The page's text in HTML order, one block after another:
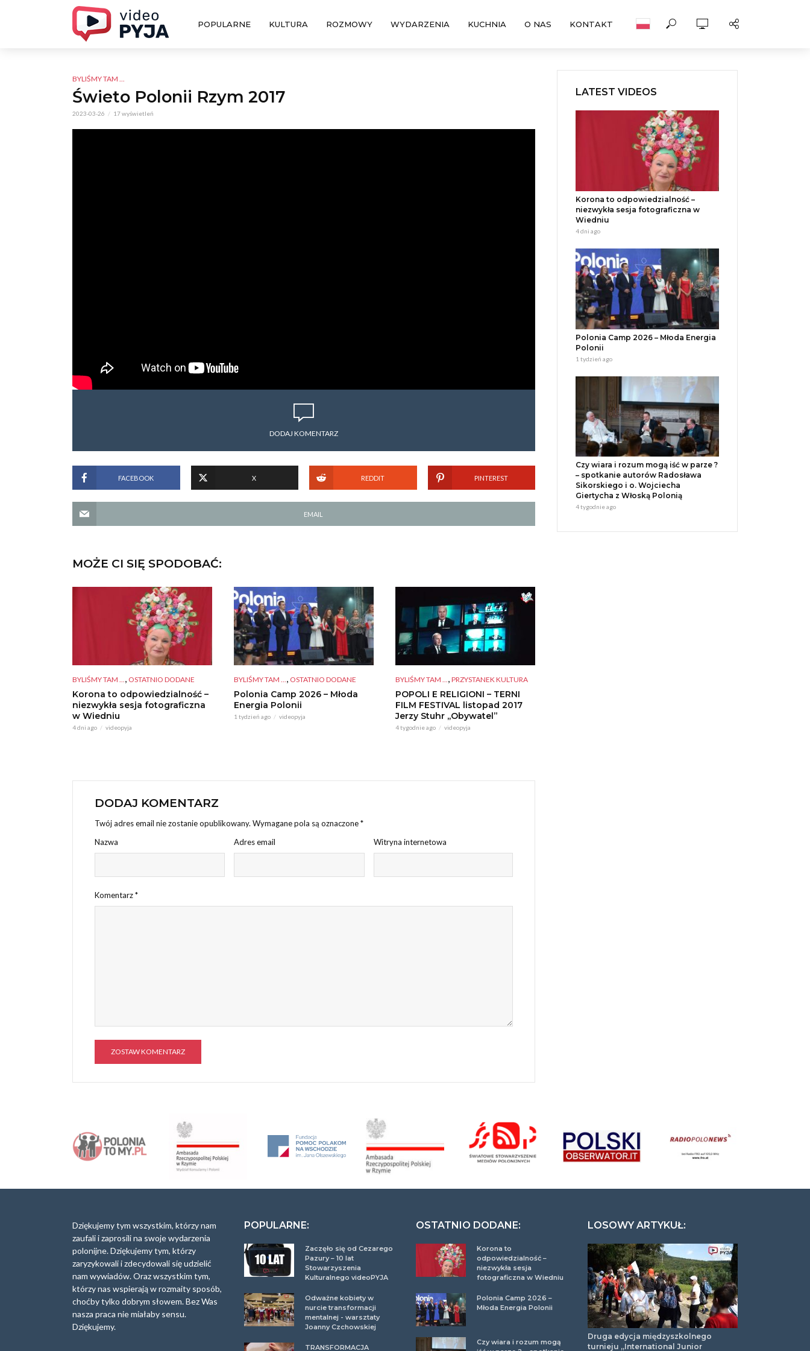
POPULARNE KULTURA ROZMOWY WYDARZENIA KUCHNIA O NAS KONTAKT
BYLIŚMY TAM ...
Świeto Polonii Rzym 2017
2023-03-26 17 wyświetleń
DODAJ KOMENTARZ
FACEBOOK X REDDIT PINTEREST
EMAIL
MOŻE CI SIĘ SPODOBAĆ:
BYLIŚMY TAM ..., OSTATNIO DODANE
Korona to odpowiedzialność –
niezwykła sesja fotograficzna
w Wiedniu
4 dni ago videopyja
BYLIŚMY TAM ..., OSTATNIO DODANE
Polonia Camp 2026 – Młoda
Energia Polonii
1 tydzień ago videopyja
BYLIŚMY TAM ... , PRZYSTANEK KULTURA
POPOLI E RELIGIONI – TERNI
FILM FESTIVAL listopad 2017
Jerzy Stuhr ,,Obywatel”
4 tygodnie ago videopyja
DODAJ KOMENTARZ
Twój adres email nie zostanie opublikowany. Wymagane pola są oznaczone*
Nazwa
Adres email Witryna internetowa
Komentarz*
A
r
n
a
:
LATEST VIDEOS
Korona to odpowiedzialność –
niezwykła sesja fotograficzna w
Wiedniu
4 dni ago
Polonia Camp 2026 – Młoda Energia
Polonii
1 tydzień ago
Czy wiara i rozum mogą iść w parze ?
– spotkanie autorów Radosława
Sikorskiego i o. Wojciecha
Giertycha z Włoską Polonią
4 tygodnie ago
Dziękujemy tym wszystkim, którzy nam
zaufali i zaprosili na swoje wydarzenia
polonijne. Dziękujemy tym, którzy
zaryzykowali i zdecydowali się udzielić
nam wywiadów. Oraz wszystkim tym,
którzy nas wspierają w rozmaity sposób,
choćby tylko dobrym słowem. Bez Was
nasza praca nie miałaby sensu.
Dziękujemy.
POPULARNE:
Zaczęło się od Cezarego
Pazury – 10 lat
Stowarzyszenia
Kulturalnego videoPYJA
Odważne kobiety w
nurcie transformacji
mentalnej - warsztaty
Joanny Czchowskiej
TRANSFORMACJA
OSTATNIO DODANE:
Korona to
odpowiedzialność –
niezwykła sesja
fotograficzna w Wiedniu
Polonia Camp 2026 –
Młoda Energia Polonii
Czy wiara i rozum mogą
LOSOWY ARTYKUŁ:
Druga edycja międzyszkolnego
turnieju „International Junior